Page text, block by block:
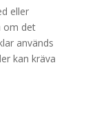
eller
om det
används
kan kräva